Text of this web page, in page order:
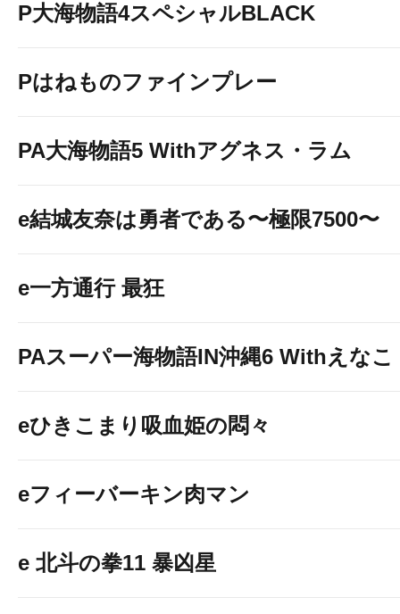
P大海物語4スペシャルBLACK
Pはねものファインプレー
PA大海物語5 Withアグネス・ラム
e結城友奈は勇者である〜極限7500〜
e一方通行 最狂
PAスーパー海物語IN沖縄6 Withえなこ
eひきこまり吸血姫の悶々
eフィーバーキン肉マン
e 北斗の拳11 暴凶星